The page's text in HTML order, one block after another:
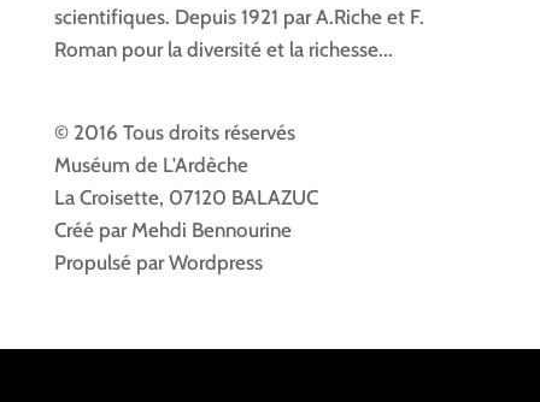
scientifiques. Depuis 1921 par A.Riche et F.
Roman pour la diversité et la richesse...
© 2016 Tous droits réservés
Muséum de L'Ardèche
La Croisette, 07120 BALAZUC
Créé par Mehdi Bennourine
Propulsé par Wordpress